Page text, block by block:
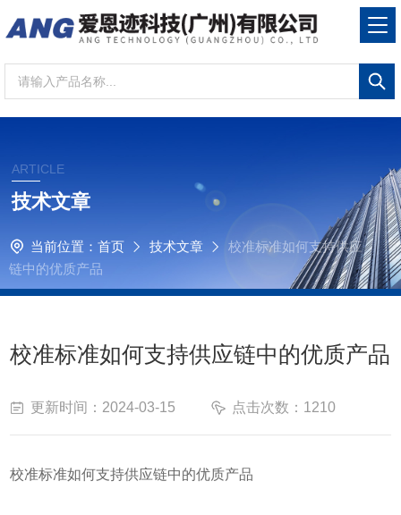
ARTICLE
技术文章
当前位置： 首页 技术文章
校准标准如何支持供应
链中的优质产品
校准标准如何支持供应链中的优质产品
更新时间：2024-03-15 点击次数：1210
校准标准如何支持供应链中的优质产品